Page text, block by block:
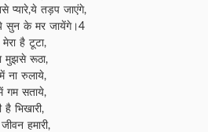
प्यारे,ये तड़प जाएंगे,
सुन के मर जायेंगे।4
है टूटा,
मुझसे रूठा,
ना रुलाये,
गम सताये,
है भिखारी,
हमारी,